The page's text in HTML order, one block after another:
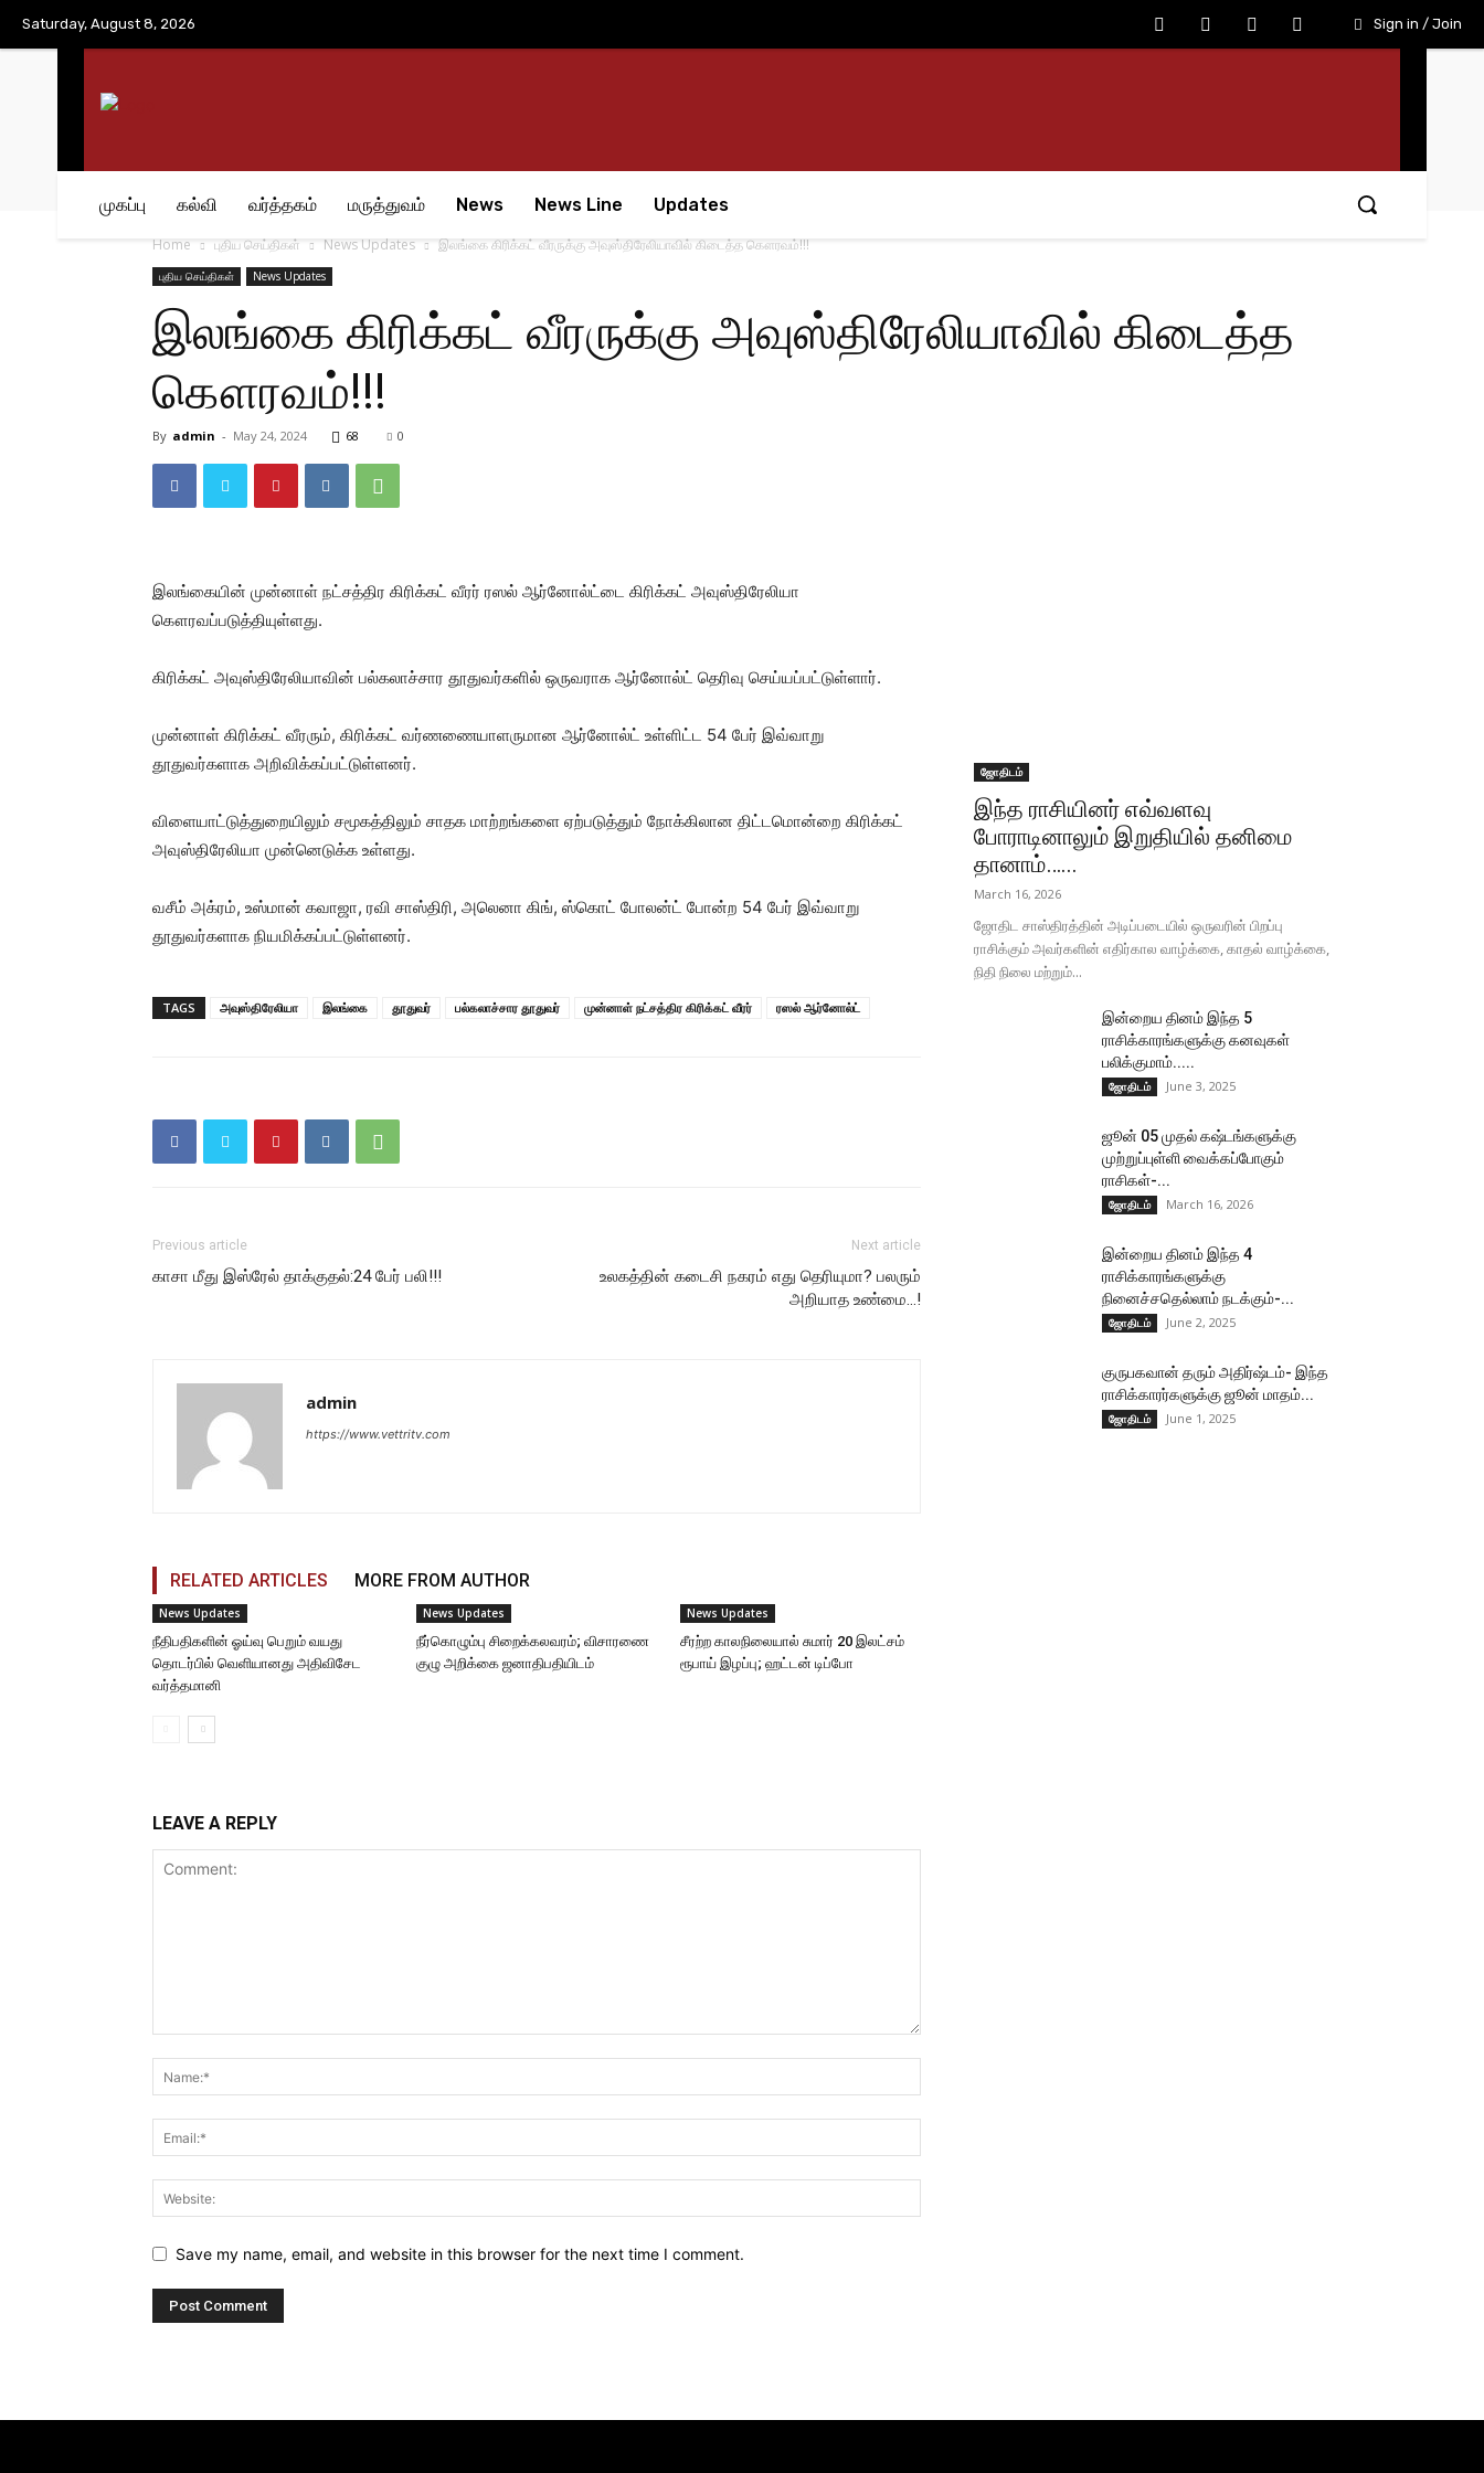
Saturday, August 8, 2026 Sign in / Join
முகப்பு கல்வி வர்த்தகம் மருத்துவம் News News Line Updates
Home புதிய செய்திகள் News Updates இலங்கை கிரிக்கட் வீரருக்கு அவுஸ்திரேலியாவில் கிடைத்த கௌரவம்!!!
புதிய செய்திகள் News Updates
இலங்கை கிரிக்கட் வீரருக்கு அவுஸ்திரேலியாவில் கிடைத்த
கௌரவம்!!!
By admin - May 24, 2024 68 0
இலங்கையின் முன்னாள் நட்சத்திர கிரிக்கட் வீரர் ரஸல் ஆர்னோல்ட்டை கிரிக்கட் அவுஸ்திரேலியா
கௌரவப்படுத்தியுள்ளது.
கிரிக்கட் அவுஸ்திரேலியாவின் பல்கலாச்சார தூதுவர்களில் ஒருவராக ஆர்னோல்ட் தெரிவு செய்யப்பட்டுள்ளார்.
முன்னாள் கிரிக்கட் வீரரும், கிரிக்கட் வர்ணணையாளருமான ஆர்னோல்ட் உள்ளிட்ட 54 பேர் இவ்வாறு
தூதுவர்களாக அறிவிக்கப்பட்டுள்ளனர்.
விளையாட்டுத்துறையிலும் சமூகத்திலும் சாதக மாற்றங்களை ஏற்படுத்தும் நோக்கிலான திட்டமொன்றை கிரிக்கட்
அவுஸ்திரேலியா முன்னெடுக்க உள்ளது.
வசீம் அக்ரம், உஸ்மான் கவாஜா, ரவி சாஸ்திரி, அலெனா கிங், ஸ்கொட் போலன்ட் போன்ற 54 பேர் இவ்வாறு
தூதுவர்களாக நியமிக்கப்பட்டுள்ளனர்.
TAGS அவுஸ்திரேலியா இலங்கை தூதுவர் பல்கலாச்சார தூதுவர் முன்னாள் நட்சத்திர கிரிக்கட் வீரர் ரஸல் ஆர்னோல்ட்
Previous article
காசா மீது இஸ்ரேல் தாக்குதல்:24 பேர் பலி!!!
Next article
உலகத்தின் கடைசி நகரம் எது தெரியுமா? பலரும்
அறியாத உண்மை…!
admin
https://www.vettritv.com
RELATED ARTICLES MORE FROM AUTHOR
News Updates
நீதிபதிகளின் ஓய்வு பெறும் வயது
தொடர்பில் வெளியானது அதிவிசேட
வர்த்தமானி
News Updates
நீர்கொழும்பு சிறைக்கலவரம்; விசாரணை
குழு அறிக்கை ஜனாதிபதியிடம்
News Updates
சீரற்ற காலநிலையால் சுமார் 20 இலட்சம்
ரூபாய் இழப்பு; ஹட்டன் டிப்போ
LEAVE A REPLY
Save my name, email, and website in this browser for the next time I comment.
ஜோதிடம்
இந்த ராசியினர் எவ்வளவு
போராடினாலும் இறுதியில் தனிமை
தானாம்…...
March 16, 2026
ஜோதிட சாஸ்திரத்தின் அடிப்படையில் ஒருவரின் பிறப்பு
ராசிக்கும் அவர்களின் எதிர்கால வாழ்க்கை, காதல் வாழ்க்கை,
நிதி நிலை மற்றும்...
இன்றைய தினம் இந்த 5
ராசிக்காரங்களுக்கு கனவுகள்
பலிக்குமாம்.....
ஜோதிடம் June 3, 2025
ஜூன் 05 முதல் கஷ்டங்களுக்கு
முற்றுப்புள்ளி வைக்கப்போகும்
ராசிகள்-...
ஜோதிடம் March 16, 2026
இன்றைய தினம் இந்த 4
ராசிக்காரங்களுக்கு
நினைச்சதெல்லாம் நடக்கும்-...
ஜோதிடம் June 2, 2025
குருபகவான் தரும் அதிர்ஷ்டம்- இந்த
ராசிக்காரர்களுக்கு ஜூன் மாதம்...
ஜோதிடம் June 1, 2025